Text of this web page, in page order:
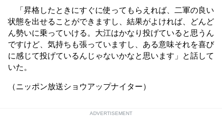
「昇格したときにすぐに使ってもらえれば、二軍の良い
状態を出せることができますし、結果がよければ、どんど
ん勢いに乗っていける。大江はかなり投げていると思うん
ですけど、気持ちも張っていますし、ある意味それを喜び
に感じて投げているんじゃないかなと思います」と話して
いた。
（ニッポン放送ショウアップナイター）
ADVERTISEMENT